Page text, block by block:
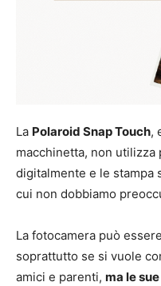
La Polaroid Snap Touch,
macchinetta, non utilizza
digitalmente e le stampa
cui non dobbiamo
La fotocamera può
soprattutto se si vuole
amici e parenti, ma le